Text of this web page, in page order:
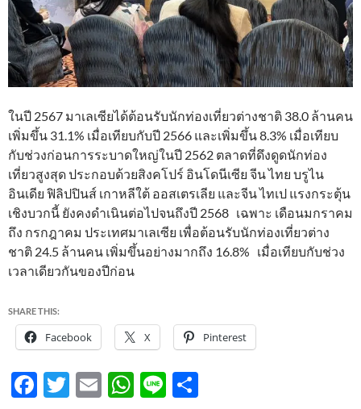
ในปี 2567 มาเลเซียได้ต้อนรับนักท่องเที่ยวต่างชาติ 38.0 ล้านคน
เพิ่มขึ้น 31.1% เมื่อเทียบกับปี 2566 และเพิ่มขึ้น 8.3% เมื่อเทียบ
กับช่วงก่อนการระบาดใหญ่ในปี 2562 ตลาดที่ดึงดูดนักท่อง
เที่ยวสูงสุด ประกอบด้วยสิงคโปร์ อินโดนีเซีย จีน ไทย บรูไน
อินเดีย ฟิลิปปินส์ เกาหลีใต้ ออสเตรเลีย และจีน ไทเป แรงกระตุ้น
เชิงบวกนี้ ยังคงดำเนินต่อไปจนถึงปี 2568 เฉพาะ เดือนมกราคม
ถึง กรกฎาคม ประเทศมาเลเซีย เพื่อต้อนรับนักท่องเที่ยวต่าง
ชาติ 24.5 ล้านคน เพิ่มขึ้นอย่างมากถึง 16.8% เมื่อเทียบกับช่วง
เวลาเดียวกันของปีก่อน
SHARE THIS:
Facebook X Pinterest
F
T
E
W Li